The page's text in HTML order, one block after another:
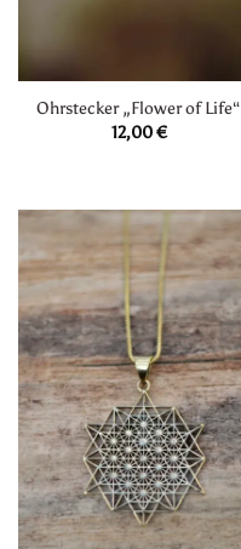
Ohrstecker „Flower of Life“
12,00€